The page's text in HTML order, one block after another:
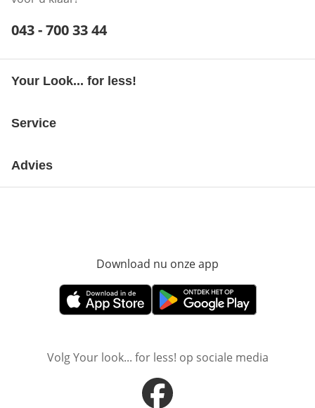
Telefoonnummer:
043 - 700 33 44
Your Look... for less!
Service
Advies
Download nu onze app
Opent in nieuw vensterOpent in nieuw venster
Volg Your look... for less! op sociale media